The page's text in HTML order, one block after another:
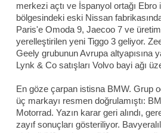
merkezi açtı ve İspanyol ortağı
bölgesindeki eski Nissan
Paris'e Omoda 9, Jaecoo 7 ve
yerelleştirilen yeni Tiggo 3 geliyor.
Geely grubunun Avrupa altyapısına
Lynk & Co satışları Volvo bayi ağı
En göze çarpan istisna BMW. Grup
üç markayı resmen doğrulamıştı:
Motorrad. Yazın karar geri alındı,
zayıf sonuçları gösteriliyor.